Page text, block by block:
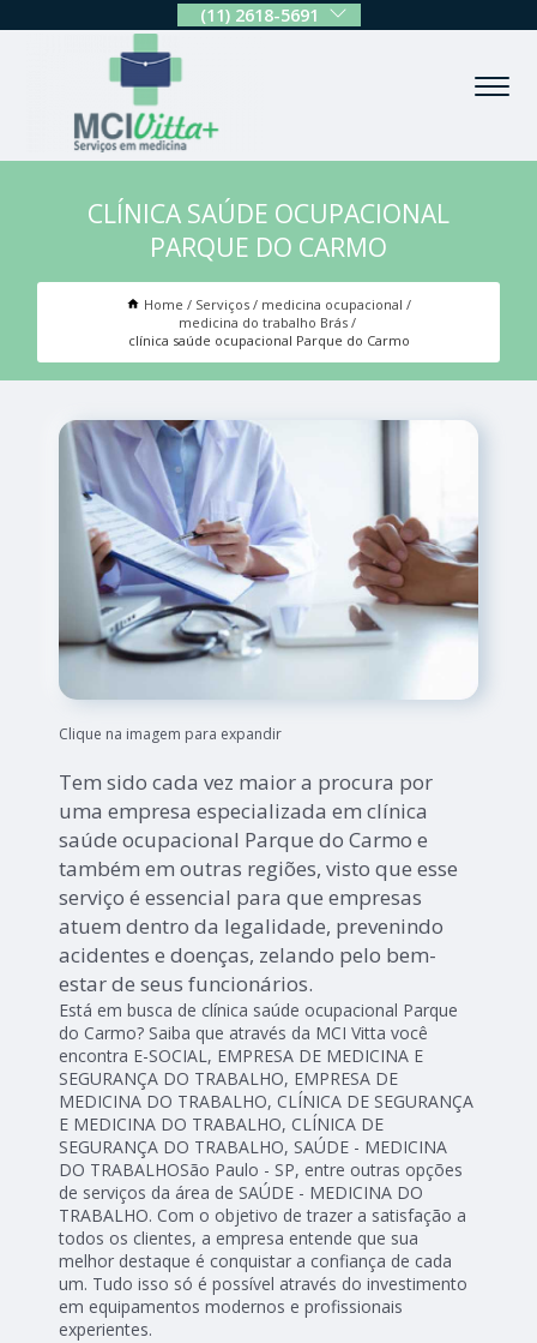
(11) 2618-5691
CLÍNICA SAÚDE OCUPACIONAL
PARQUE DO CARMO
Home Serviços
medicina ocupacional
medicina do trabalho Brás
clínica saúde ocupacional Parque do Carmo
Clique na imagem para expandir
Tem sido cada vez maior a procura por
uma empresa especializada em clínica
saúde ocupacional Parque do Carmo e
também em outras regiões, visto que esse
serviço é essencial para que empresas
atuem dentro da legalidade, prevenindo
acidentes e doenças, zelando pelo bem-
estar de seus funcionários.
Está em busca de clínica saúde ocupacional Parque
do Carmo? Saiba que através da MCI Vitta você
encontra E-SOCIAL, EMPRESA DE MEDICINA E
SEGURANÇA DO TRABALHO, EMPRESA DE
MEDICINA DO TRABALHO, CLÍNICA DE SEGURANÇA
E MEDICINA DO TRABALHO, CLÍNICA DE
SEGURANÇA DO TRABALHO, SAÚDE - MEDICINA
DO TRABALHOSão Paulo - SP, entre outras opções
de serviços da área de SAÚDE - MEDICINA DO
TRABALHO. Com o objetivo de trazer a satisfação a
todos os clientes, a empresa entende que sua
melhor destaque é conquistar a confiança de cada
um. Tudo isso só é possível através do investimento
em equipamentos modernos e profissionais
experientes.